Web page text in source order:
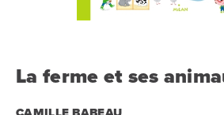
La ferme et ses